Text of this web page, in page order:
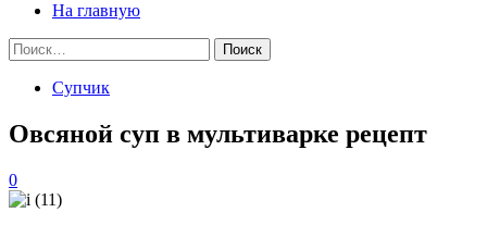
На главную
Найти:
Супчик
Овсяной суп в мультиварке рецепт
0